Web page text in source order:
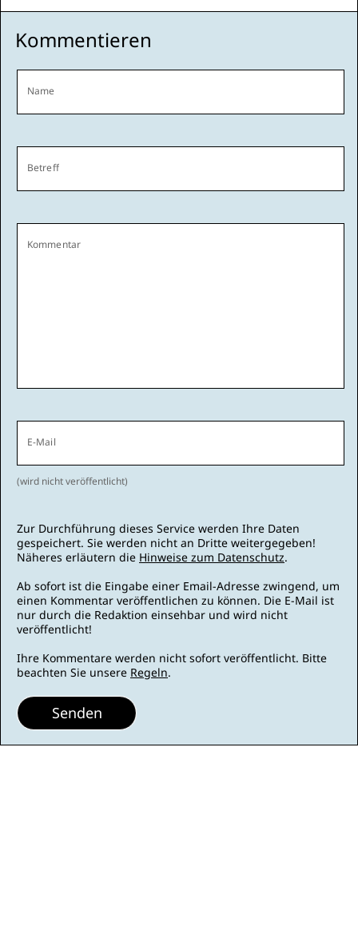
Kommentieren
Name
Betreff
Kommentar
E-Mail
(wird nicht veröffentlicht)
Zur Durchführung dieses Service werden Ihre Daten
gespeichert. Sie werden nicht an Dritte weitergegeben!
Näheres erläutern die Hinweise zum Datenschutz.
Ab sofort ist die Eingabe einer Email-Adresse zwingend, um
einen Kommentar veröffentlichen zu können. Die E-Mail ist
nur durch die Redaktion einsehbar und wird nicht
veröffentlicht!
Ihre Kommentare werden nicht sofort veröffentlicht. Bitte
beachten Sie unsere Regeln.
Senden